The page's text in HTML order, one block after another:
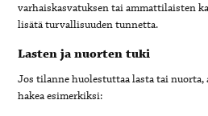
varhaiskasvatuksen tai ammattilaisten
lisätä turvallisuuden tunnetta.
Lasten ja nuorten tuki
Jos tilanne huolestuttaa lasta tai nuorta,
hakea esimerkiksi: